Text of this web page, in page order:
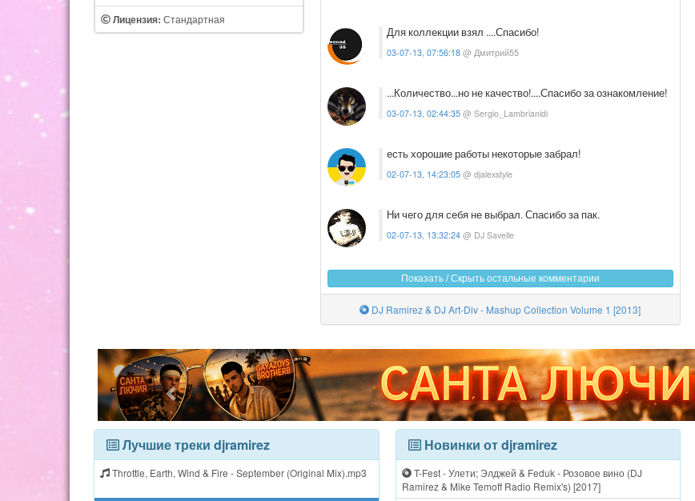
Лицензия: Стандартная
Для коллекции взял ....Спасибо!
03-07-13, 07:56:18@ Дмитрий55
...Количество...но не качество!....Спасибо за ознакомление!
03-07-13, 02:44:35@ Sergio_Lambrianidi
есть хорошие работы некоторые забрал!
02-07-13, 14:23:05@ djalexstyle
Ни чего для себя не выбрал. Спасибо за пак.
02-07-13, 13:32:24@ DJ Savelle
Показать / Скрыть остальные комментарии
DJ Ramirez & DJ Art-Div - Mashup Collection Volume 1 [2013]
Лучшие треки djramirez
Throttle, Earth, Wind & Fire - September (Original Mix).mp3
Новинки от djramirez
T-Fest - Улети; Элджей & Feduk - Розовое вино (DJ
Ramirez & Mike Temoff Radio Remix's) [2017]